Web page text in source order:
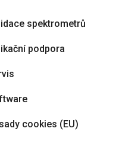
spektrometrů
podpora
cookies (EU)